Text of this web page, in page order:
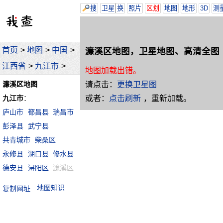
首页 > 地图 > 中国 >
江西省 > 九江市 >
濂溪区地图
九江市：
庐山市 都昌县 瑞昌市
彭泽县 武宁县
共青城市 柴桑区
永修县 湖口县 修水县
德安县 浔阳区 濂溪区
地图知识
搜 卫星 换 照片 区划 地图 地形 3D 测
濂溪区地图，卫星地图、高清全图
地图加载出错。
请点击：
更换卫星图
或者：
点击刷新 ，重新加载。